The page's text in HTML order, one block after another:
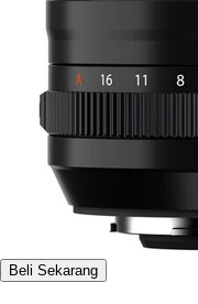
Beli Sekarang